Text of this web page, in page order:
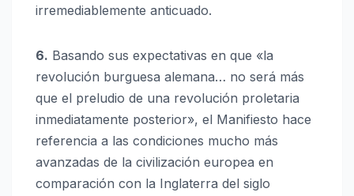
irremediablemente anticuado.
6. Basando sus expectativas en que «la
revolución burguesa alemana… no será más
que el preludio de una revolución proletaria
inmediatamente posterior», el Manifiesto hace
referencia a las condiciones mucho más
avanzadas de la civilización europea en
comparación con la Inglaterra del siglo